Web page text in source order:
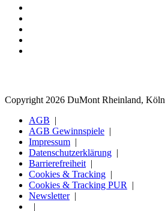
Copyright 2026 DuMont Rheinland, Köln
AGB
AGB Gewinnspiele
Impressum
Datenschutzerklärung
Barrierefreiheit
Cookies & Tracking
Cookies & Tracking PUR
Newsletter